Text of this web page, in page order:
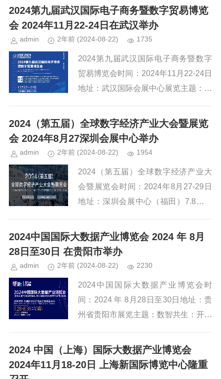
2024广州国际数字安防展览...
2024第九届武汉国际电子商务暨数字贸易博览
会 2024年11月22-24日在武汉举办
admin 2年前 (2024-08-22) 1735
2024第九届武汉国际电子商务暨数字
贸易博览会时间：2024年11月22-24日
地址：武汉国际会展中心展览主题：数
ebe.com/2024第九届武汉国...
2024（第五届）全球数字经济产业大会暨展览
会 2024年8月27深圳会展中心举办
admin 2年前 (2024-08-22) 1954
2024（第五届）全球数字经济产业大
会暨展览会时间：2024年8月27-29日
地址：深圳会展中心（福田）7.8号馆
ttps://www.gdecexpo.com/i...
2024中国国际大数据产业博览会 2024 年 8月
28日至30日 在贵阳市举办
admin 2年前 (2024-08-22) 2230
2024中国国际大数据产业博览会时
间：2024 年 8月28日至30日地址：贵
州省贵阳市展览主题：数智共生：开创
s://www.bigdata-expo.cn/...
2024 中国（上海）国际大数据产业博览会
2024年11月18-20日 上海新国际博览中心隆重